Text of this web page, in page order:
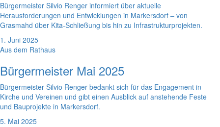
Bürgermeister Silvio Renger informiert über aktuelle
Herausforderungen und Entwicklungen in Markersdorf – von
Grasmahd über Kita-Schließung bis hin zu Infrastrukturprojekten.
1. Juni 2025
Aus dem Rathaus
Bürgermeister Mai 2025
Bürgermeister Silvio Renger bedankt sich für das Engagement in
Kirche und Vereinen und gibt einen Ausblick auf anstehende Feste
und Bauprojekte in Markersdorf.
5. Mai 2025